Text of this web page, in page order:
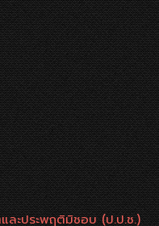
ละประพฤติมิชอบ (ป.ป.ช.)